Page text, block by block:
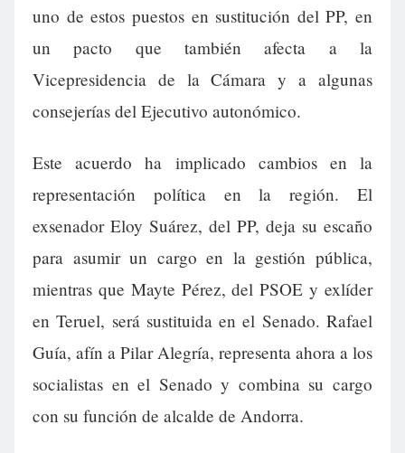
uno de estos puestos en sustitución del PP, en
un pacto que también afecta a la
Vicepresidencia de la Cámara y a algunas
consejerías del Ejecutivo autonómico.
Este acuerdo ha implicado cambios en la
representación política en la región. El
exsenador Eloy Suárez, del PP, deja su escaño
para asumir un cargo en la gestión pública,
mientras que Mayte Pérez, del PSOE y exlíder
en Teruel, será sustituida en el Senado. Rafael
Guía, afín a Pilar Alegría, representa ahora a los
socialistas en el Senado y combina su cargo
con su función de alcalde de Andorra.